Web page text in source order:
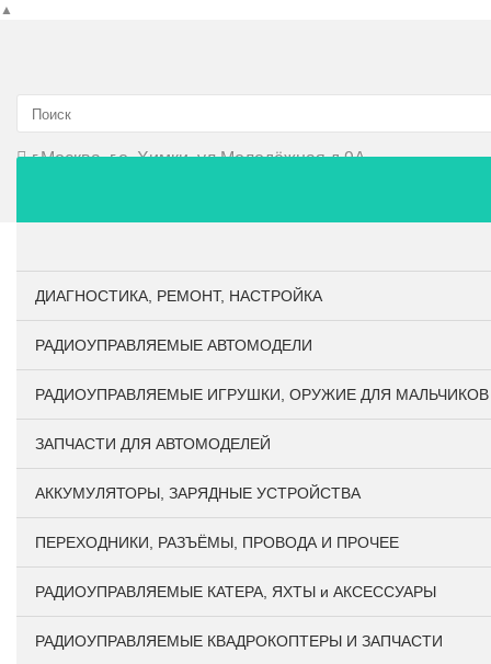
▲
г.Москва, г.о. Химки, ул.Молодёжная д.9А
ДИАГНОСТИКА, РЕМОНТ, НАСТРОЙКА
РАДИОУПРАВЛЯЕМЫЕ АВТОМОДЕЛИ
РАДИОУПРАВЛЯЕМЫЕ ИГРУШКИ, ОРУЖИЕ ДЛЯ МАЛЬЧИКОВ
ЗАПЧАСТИ ДЛЯ АВТОМОДЕЛЕЙ
АККУМУЛЯТОРЫ, ЗАРЯДНЫЕ УСТРОЙСТВА
ПЕРЕХОДНИКИ, РАЗЪЁМЫ, ПРОВОДА И ПРОЧЕЕ
РАДИОУПРАВЛЯЕМЫЕ КАТЕРА, ЯХТЫ и АКСЕССУАРЫ
РАДИОУПРАВЛЯЕМЫЕ КВАДРОКОПТЕРЫ И ЗАПЧАСТИ